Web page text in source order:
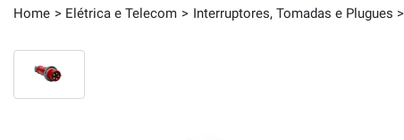
Home Elétrica e Telecom Interruptores, Tomadas e Plugues